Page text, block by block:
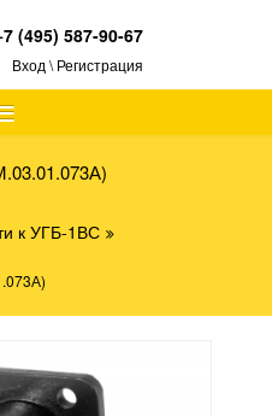
(495) 587-90-67
Вход \ Регистрация
к УГБ-1ВС